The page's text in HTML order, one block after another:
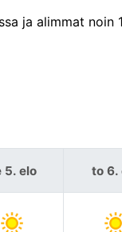
ja alimmat noin
5. elo to 6.